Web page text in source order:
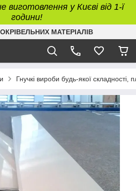
у Києві від 1-ї
години!
МАТЕРІАЛІВ
Гнучкі вироби будь-якої